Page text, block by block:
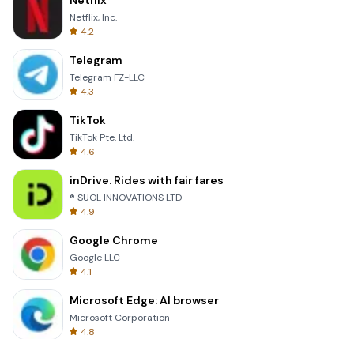
Netflix, Inc.
4.2
Telegram
Telegram FZ-LLC
4.3
TikTok
TikTok Pte. Ltd.
4.6
inDrive. Rides with fair fares
® SUOL INNOVATIONS LTD
4.9
Google Chrome
Google LLC
4.1
Microsoft Edge: AI browser
Microsoft Corporation
4.8